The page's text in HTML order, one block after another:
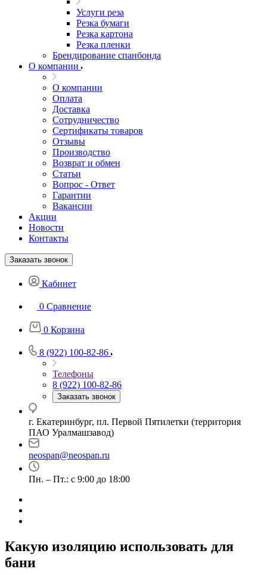
Услуги реза
Резка бумаги
Резка картона
Резка пленки
Брендирование спанбонда
О компании
О компании
Оплата
Доставка
Сотрудничество
Сертификаты товаров
Отзывы
Производство
Возврат и обмен
Статьи
Вопрос - Ответ
Гарантии
Вакансии
Акции
Новости
Контакты
Заказать звонок
Кабинет
0 Сравнение
0 Корзина
8 (922) 100-82-86
Телефоны
8 (922) 100-82-86
Заказать звонок
г. Екатеринбург, пл. Первой Пятилетки (территория
ПАО Уралмашзавод)
neospan@neospan.ru
Пн. – Пт.: с 9:00 до 18:00
Какую изоляцию использовать для
бани